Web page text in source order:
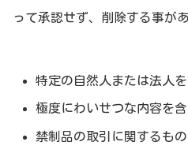
って承認せず、削除する事があ
特定の自然人または法人
極度にわいせつな内容を含
禁制品の取引に関するも